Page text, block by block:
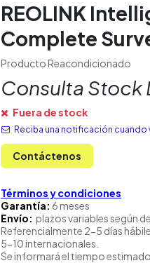
REOLINK
Complete
Producto Reacondicionado
Consulta Stock
Fuera de stock
Reciba una notificación cuando
Contáctenos
Términos y condiciones
Garantía: 6 meses
Envío: plazos variables según
Referencialmente 2-5 días
5-10 internacionales.
Se informará el tiempo